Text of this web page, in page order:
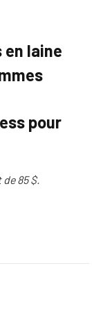
laine
pour
85 $.